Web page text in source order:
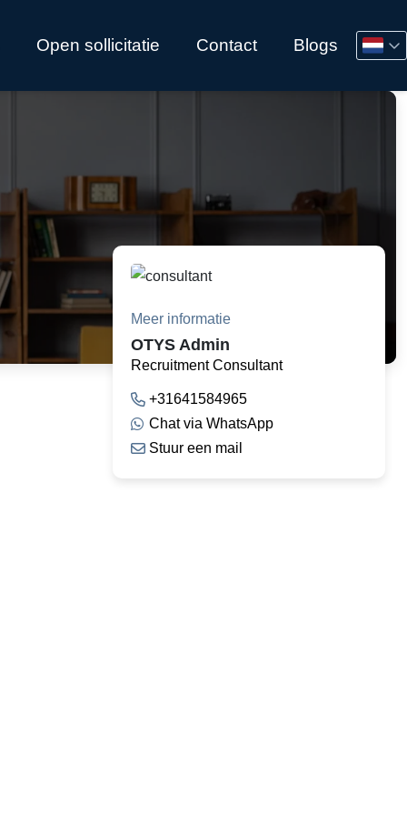
Open sollicitatie Contact Blogs
Meer informatie
OTYS Admin
Recruitment Consultant
+31641584965
Chat via WhatsApp
Stuur een mail